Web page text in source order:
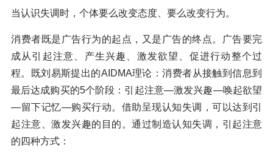
当认识失调时，个体要么改变态度、要么改变行为。
消费者既是广告行为的起点，又是广告的终点。广告要完
成从引起注意、产生兴趣、激发欲望、促进行动整个过
程。既刘易斯提出的AIDMA理论：消费者从接触到信息到
最后达成购买的5个阶段：引起注意—激发兴趣—唤起欲望
—留下记忆—购买行动。借助呈现认知失调，可以达到引
起注意、激发兴趣的目的。通过制造认知失调，引起注意
的四种方式：